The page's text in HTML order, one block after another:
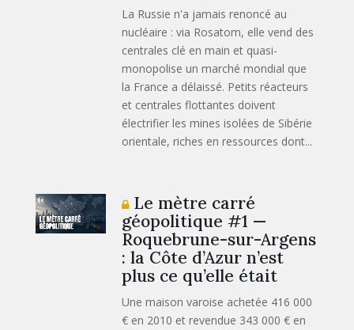
La Russie n'a jamais renoncé au
nucléaire : via Rosatom, elle vend des
centrales clé en main et quasi-
monopolise un marché mondial que
la France a délaissé. Petits réacteurs
et centrales flottantes doivent
électrifier les mines isolées de Sibérie
orientale, riches en ressources dont...
Le mètre carré
géopolitique #1 —
Roquebrune-sur-Argens
: la Côte d’Azur n’est
plus ce qu’elle était
Une maison varoise achetée 416 000
€ en 2010 et revendue 343 000 € en